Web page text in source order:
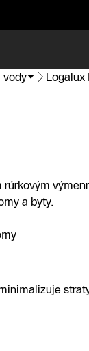
vody Logalux
a byty.